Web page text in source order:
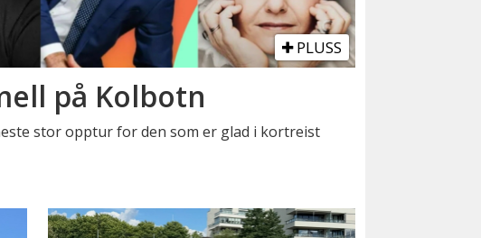
PLUSS
på Kolbotn
stor opptur for den som er glad i kortreist